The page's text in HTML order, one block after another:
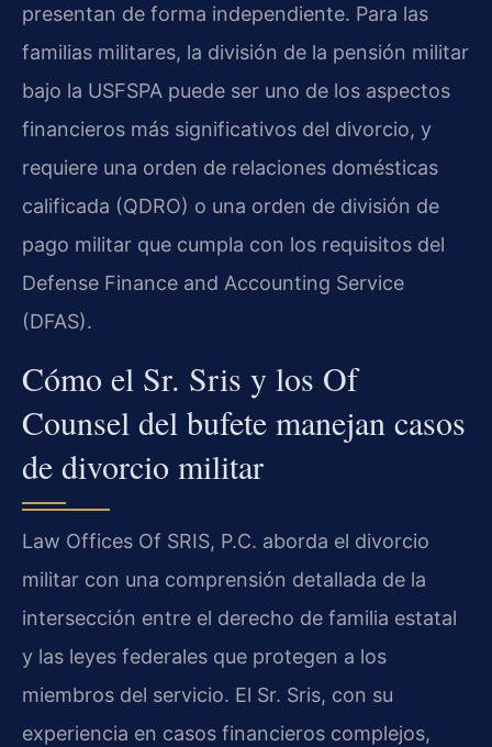
presentan de forma independiente. Para las
familias militares, la división de la pensión militar
bajo la USFSPA puede ser uno de los aspectos
financieros más significativos del divorcio, y
requiere una orden de relaciones domésticas
calificada (QDRO) o una orden de división de
pago militar que cumpla con los requisitos del
Defense Finance and Accounting Service
(DFAS).
Cómo el Sr. Sris y los Of
Counsel del bufete manejan casos
de divorcio militar
Law Offices Of SRIS, P.C. aborda el divorcio
militar con una comprensión detallada de la
intersección entre el derecho de familia estatal
y las leyes federales que protegen a los
miembros del servicio. El Sr. Sris, con su
experiencia en casos financieros complejos,